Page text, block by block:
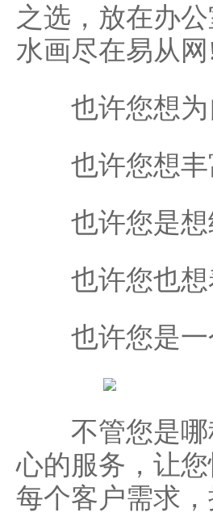
之选，放在办
水画尽在易从网
也许您想为
也许您想丰
也许您是想
也许您也想
也许您是一
不管您是哪
心的服务，让
每个客户需求